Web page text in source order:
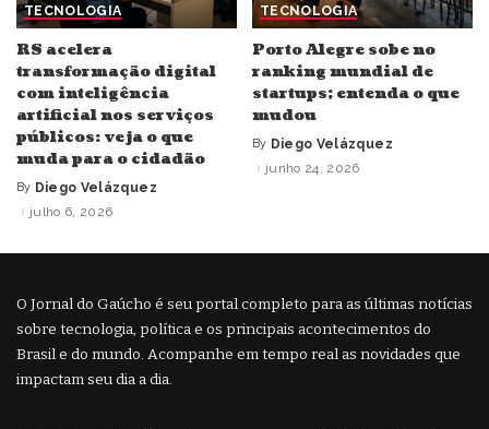
TECNOLOGIA
RS acelera
transformação digital
com inteligência
artificial nos serviços
públicos: veja o que
muda para o cidadão
Posted
by
By Diego Velázquez
julho 6, 2026
TECNOLOGIA
Porto Alegre sobe no
ranking mundial de
startups; entenda o que
mudou
Posted
by
By Diego Velázquez
junho 24, 2026
O Jornal do Gaúcho é seu portal completo para as últimas notícias
sobre tecnologia, política e os principais acontecimentos do
Brasil e do mundo. Acompanhe em tempo real as novidades que
impactam seu dia a dia.